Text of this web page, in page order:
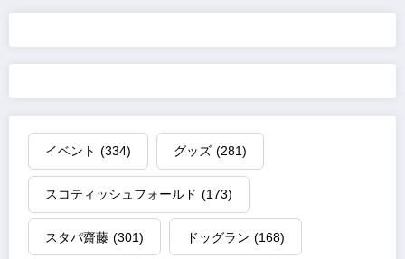
イベント (334) グッズ (281)
スコティッシュフォールド (173)
スタパ齋藤 (301) ドッグラン (168)